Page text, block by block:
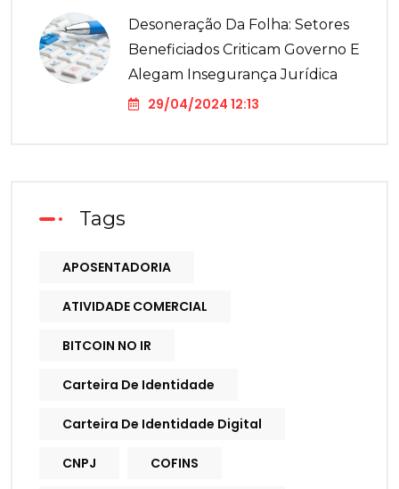
Desoneração Da Folha: Setores
Beneficiados Criticam Governo E
Alegam Insegurança Jurídica
29/04/2024 12:13
Tags
APOSENTADORIA
ATIVIDADE COMERCIAL
BITCOIN NO IR
Carteira De Identidade
Carteira De Identidade Digital
CNPJ COFINS